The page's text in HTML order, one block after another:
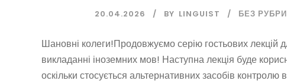
20.04.2026 BY LINGUIST БЕЗ
Шановні колеги!Продовжуємо серію гостьових лекцій
викладанні іноземних мов! Наступна лекція буде
оскільки стосується альтернативних засобів